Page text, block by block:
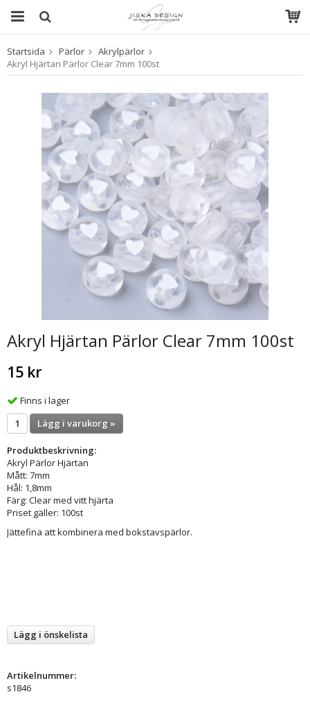
Produkten har blivit tillagd i varukorgen
Startsida Pärlor
Akrylpärlor
Akryl Hjärtan Pärlor Clear 7mm 100st
Akryl Hjärtan Pärlor Clear 7mm 100st
15 kr
Finns i lager
Lägg i varukorg »
Produktbeskrivning:
Akryl Pärlor Hjärtan
Mått: 7mm
Hål: 1,8mm
Färg: Clear med vitt hjärta
Priset gäller: 100st
Jättefina att kombinera med bokstavspärlor.
Lägg i önskelista
Artikelnummer:
s1846